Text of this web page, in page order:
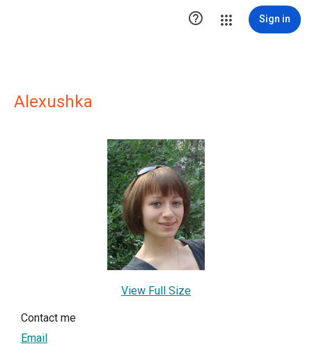
 Sign in
Alexushka
View Full Size
Contact me
Email